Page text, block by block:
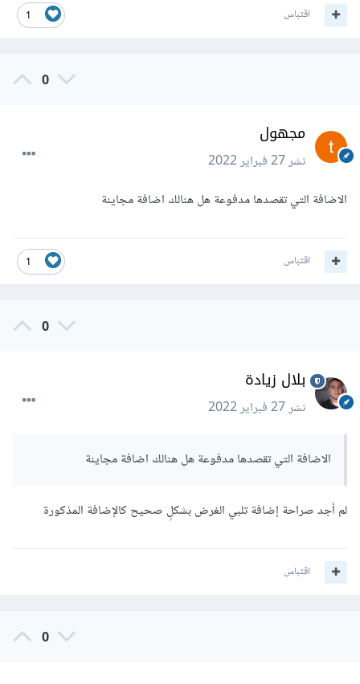
1 اقتباس
0
مجهول
نشر27 فبراير 2022
الاضافة التي تقصدها مدفوعة هل هنالك اضافة مجاينة
1 اقتباس
0
بلال زيادة
نشر27 فبراير 2022
الاضافة التي تقصدها مدفوعة هل هنالك اضافة مجاينة
لم أجد صراحة إضافة تلبي الغرض بشكلٍ صحيح كالإضافة المذكورة
اقتباس
0